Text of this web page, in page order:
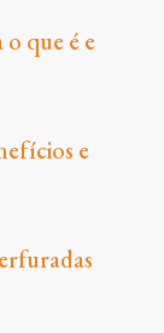
que é e
e